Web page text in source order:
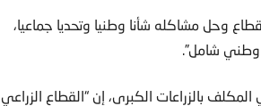
وحل مشاكله شأنا وطنيا وتحديا جماعيا،
وطني شامل”.
بالزراعات الكبرى، إن “القطاع الزراعي